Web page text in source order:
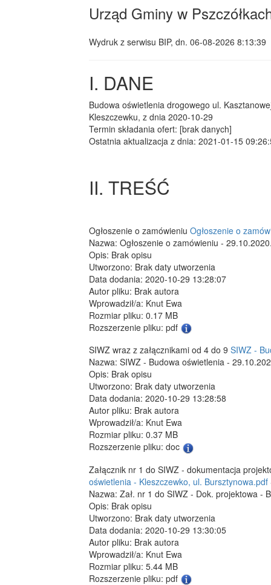
Urząd Gminy w
Wydruk z serwisu BIP, dn. 06-08-2026 8:13:39
I. DANE
Budowa oświetlenia drogowego ul.
Kleszczewku, z dnia 2020-10-29
Termin składania ofert: [brak danych]
Ostatnia aktualizacja z dnia: 2021-01-15
II. TREŚĆ
Ogłoszenie o zamówieniu Ogłoszenie o
Nazwa: Ogłoszenie o zamówieniu -
Opis: Brak opisu
Utworzono: Brak daty utworzenia
Data dodania: 2020-10-29 13:28:07
Autor pliku: Brak autora
Wprowadził/a: Knut Ewa
Rozmiar pliku: 0.17 MB
Rozszerzenie pliku: pdf
SIWZ wraz z załącznikami od 4 do 9 SIWZ -
Nazwa: SIWZ - Budowa oświetlenia -
Opis: Brak opisu
Utworzono: Brak daty utworzenia
Data dodania: 2020-10-29 13:28:58
Autor pliku: Brak autora
Wprowadził/a: Knut Ewa
Rozmiar pliku: 0.37 MB
Rozszerzenie pliku: doc
Załącznik nr 1 do SIWZ - dokumentacja
oświetlenia - Kleszczewko, ul. Bursztynowa.pdf
Nazwa: Zał. nr 1 do SIWZ - Dok. projektowa -
Opis: Brak opisu
Utworzono: Brak daty utworzenia
Data dodania: 2020-10-29 13:30:05
Autor pliku: Brak autora
Wprowadził/a: Knut Ewa
Rozmiar pliku: 5.44 MB
Rozszerzenie pliku: pdf